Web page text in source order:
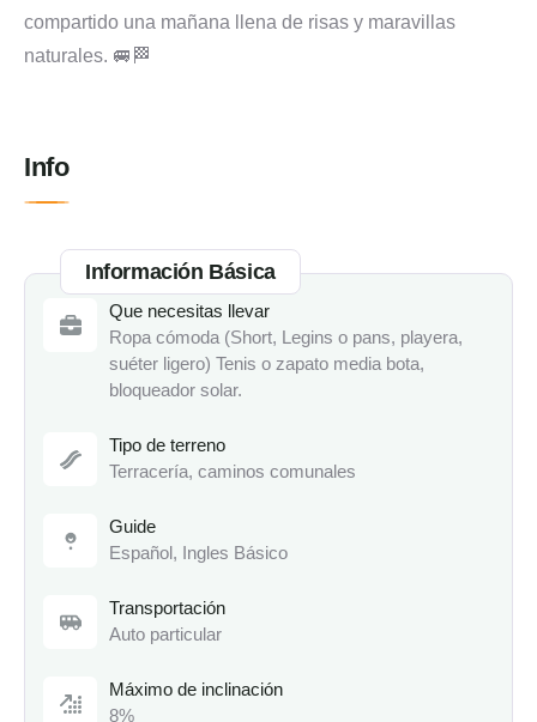
compartido una mañana llena de risas y maravillas
naturales. 🚐🏁
Info
Información Básica
Que necesitas llevar
Ropa cómoda (Short, Legins o pans, playera,
suéter ligero) Tenis o zapato media bota,
bloqueador solar.
Tipo de terreno
Terracería, caminos comunales
Guide
Español, Ingles Básico
Transportación
Auto particular
Máximo de inclinación
8%